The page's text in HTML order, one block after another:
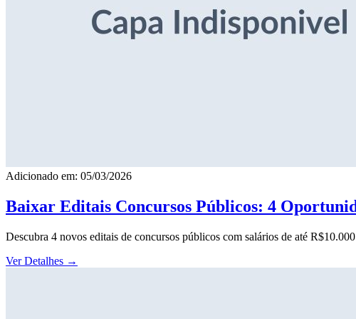
Adicionado em: 05/03/2026
Baixar Editais Concursos Públicos: 4
Descubra 4 novos editais de concursos públicos com salários de até
Ver Detalhes →